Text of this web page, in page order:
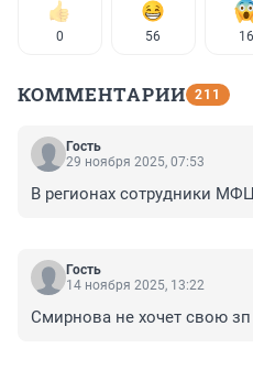
0 56 16
КОММЕНТАРИИ 211
Гость
29 ноября 2025, 07:53
В регионах сотрудники
Гость
14 ноября 2025, 13:22
Смирнова не хочет свою зп